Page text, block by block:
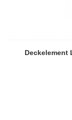
Deckelement